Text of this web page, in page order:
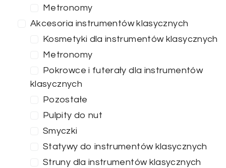
Metronomy
Akcesoria instrumentów klasycznych
Kosmetyki dla instrumentów klasycznych
Metronomy
Pokrowce i futerały dla instrumentów
klasycznych
Pozostałe
Pulpity do nut
Smyczki
Statywy do instrumentów klasycznych
Struny dla instrumentów klasycznych